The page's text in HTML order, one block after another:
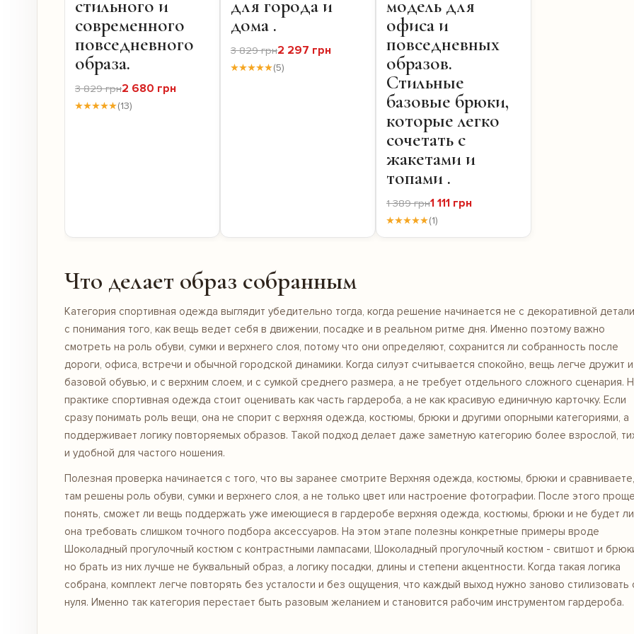
стильного и
современного
повседневного
образа.
3 829 грн2 680 грн
★★★★★(13)
для города и
дома .
3 829 грн2 297 грн
★★★★★(5)
модель для
офиса и
повседневных
образов.
Стильные
базовые брюки,
которые легко
сочетать с
жакетами и
топами .
1 389 грн1 111 грн
★★★★★(1)
Что делает образ собранным
Категория спортивная одежда выглядит убедительно тогда, когда решение начинается не с декоративной
с понимания того, как вещь ведет себя в движении, посадке и в реальном ритме дня. Именно поэтому важно
смотреть на роль обуви, сумки и верхнего слоя, потому что они определяют, сохранится ли собранность после
дороги, офиса, встречи и обычной городской динамики. Когда силуэт считывается спокойно, вещь легче дружит
базовой обувью, и с верхним слоем, и с сумкой среднего размера, а не требует отдельного сложного сценария.
практике спортивная одежда стоит оценивать как часть гардероба, а не как красивую единичную карточку. Если
сразу понимать роль вещи, она не спорит с верхняя одежда, костюмы, брюки и другими опорными категориями, а
поддерживает логику повторяемых образов. Такой подход делает даже заметную категорию более взрослой,
и удобной для частого ношения.
Полезная проверка начинается с того, что вы заранее смотрите Верхняя одежда, костюмы, брюки и
там решены роль обуви, сумки и верхнего слоя, а не только цвет или настроение фотографии. После этого
понять, сможет ли вещь поддержать уже имеющиеся в гардеробе верхняя одежда, костюмы, брюки и не будет ли
она требовать слишком точного подбора аксессуаров. На этом этапе полезны конкретные примеры вроде
Шоколадный прогулочный костюм с контрастными лампасами, Шоколадный прогулочный костюм - свитшот и
но брать из них лучше не буквальный образ, а логику посадки, длины и степени акцентности. Когда такая логика
собрана, комплект легче повторять без усталости и без ощущения, что каждый выход нужно заново стилизовать
нуля. Именно так категория перестает быть разовым желанием и становится рабочим инструментом гардероба.